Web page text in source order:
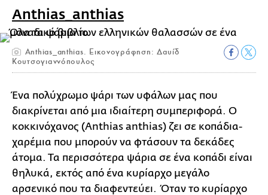
Anthias_anthias
Anthias_anthias. Εικονογράφηση: Δαυίδ
Κουτσογιαννόπουλος
Ένα πολύχρωμο ψάρι των υφάλων μας που
διακρίνεται από μια ιδιαίτερη συμπεριφορά. Ο
κοκκινόχανος (Anthias anthias) ζει σε κοπάδια-
χαρέμια που μπορούν να φτάσουν τα δεκάδες
άτομα. Τα περισσότερα ψάρια σε ένα κοπάδι είναι
θηλυκά, εκτός από ένα κυρίαρχο μεγάλο
αρσενικό που τα διαφεντεύει. Όταν το κυρίαρχο